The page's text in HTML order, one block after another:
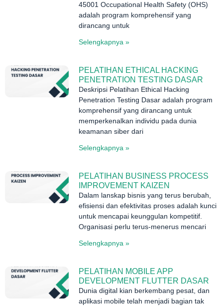
45001 Occupational Health Safety (OHS)
adalah program komprehensif yang
dirancang untuk
Selengkapnya »
PELATIHAN ETHICAL HACKING
PENETRATION TESTING DASAR
Deskripsi Pelatihan Ethical Hacking
Penetration Testing Dasar adalah program
komprehensif yang dirancang untuk
memperkenalkan individu pada dunia
keamanan siber dari
Selengkapnya »
PELATIHAN BUSINESS PROCESS
IMPROVEMENT KAIZEN
Dalam lanskap bisnis yang terus berubah,
efisiensi dan efektivitas proses adalah kunci
untuk mencapai keunggulan kompetitif.
Organisasi perlu terus-menerus mencari
Selengkapnya »
PELATIHAN MOBILE APP
DEVELOPMENT FLUTTER DASAR
Dunia digital kian berkembang pesat, dan
aplikasi mobile telah menjadi bagian tak